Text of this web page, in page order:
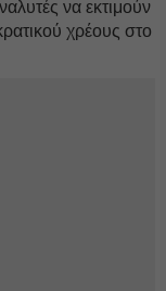
να εκτιμούν
χρέους στο